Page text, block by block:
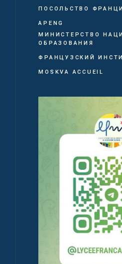
ПОСОЛЬСТВО
APENG
МИНИСТЕРСТВО
ОБРАЗОВАНИЯ
ФРАНЦУЗСКИЙ
MOSKVA ACCUEIL